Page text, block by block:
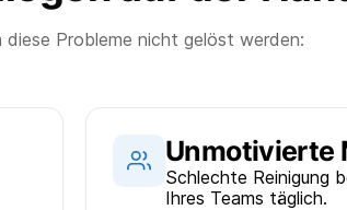
diese Probleme nicht gelöst werden:
Unmotivierte
Schlechte Reinigung
Ihres Teams täglich.